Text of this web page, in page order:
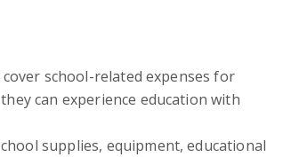
school-related expenses for
can experience education with
supplies, equipment, educational